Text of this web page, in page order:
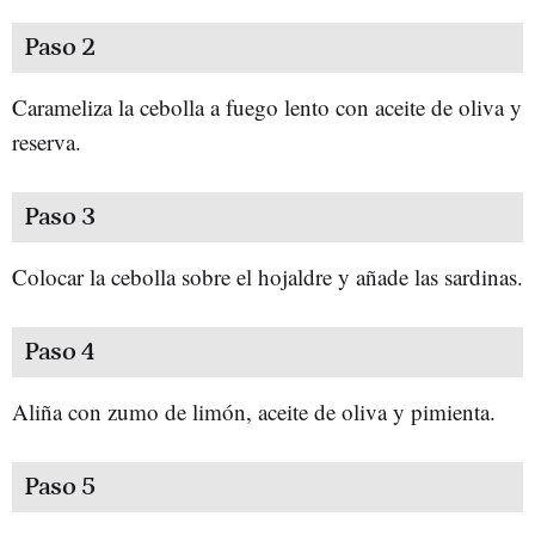
Paso 2
Carameliza la cebolla a fuego lento con aceite de oliva y
reserva.
Paso 3
Colocar la cebolla sobre el hojaldre y añade las sardinas.
Paso 4
Aliña con zumo de limón, aceite de oliva y pimienta.
Paso 5